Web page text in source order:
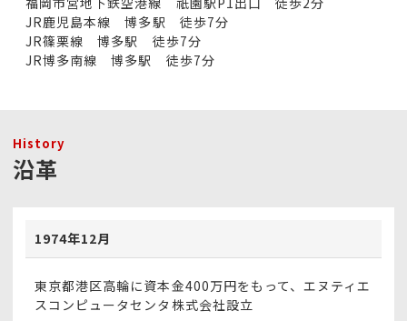
JR鹿児島本線 博多駅 徒歩7分
JR篠栗線 博多駅 徒歩7分
JR博多南線 博多駅 徒歩7分
History
沿革
1974年12月
東京都港区高輪に資本金400万円をもって、エヌティエ
スコンピュータセンタ株式会社設立